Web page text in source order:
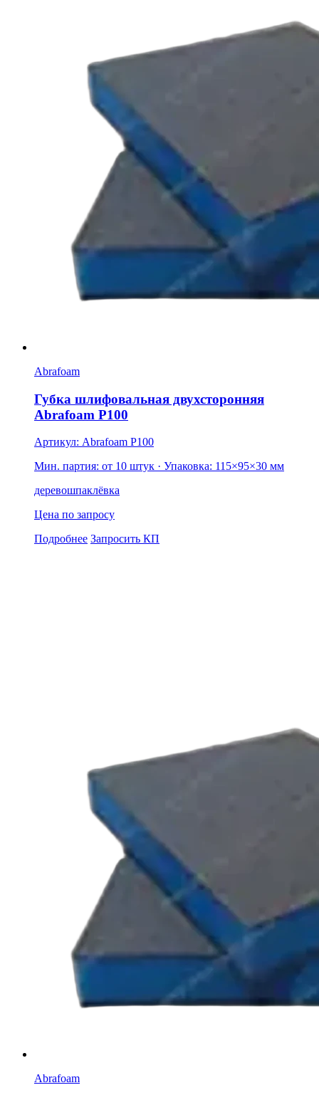
Abrafoam
Губка шлифовальная двухсторонняя
Abrafoam Р100
Артикул: Abrafoam P100
Мин. партия: от 10 штук · Упаковка: 115×95×30 мм
деревошпаклёвка
Цена по запросу
Подробнее Запросить КП
Abrafoam